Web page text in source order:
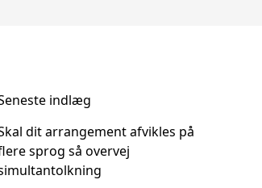
indlæg
dit arrangement afvikles på
sprog så overvej